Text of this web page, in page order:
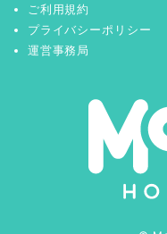
ご利用規約
プライバシーポリシー
運営事務局